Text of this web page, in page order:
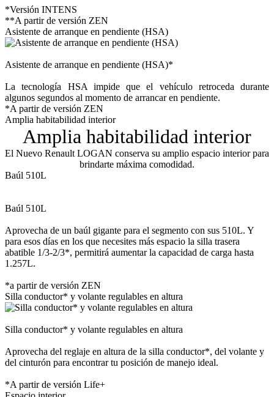
*Versión INTENS
**A partir de versión ZEN
Asistente de arranque en pendiente (HSA)
Asistente de arranque en pendiente (HSA)*
La tecnología HSA impide que el vehículo retroceda durante
algunos segundos al momento de arrancar en pendiente.
*A partir de versión ZEN
Amplia habitabilidad interior
Amplia habitabilidad interior
El Nuevo Renault LOGAN conserva su amplio espacio interior para
brindarte máxima comodidad.
Baúl 510L
Baúl 510L
Aprovecha de un baúl gigante para el segmento con sus 510L. Y
para esos días en los que necesites más espacio la silla trasera
abatible 1/3-2/3*, permitirá aumentar la capacidad de carga hasta
1.257L.
*a partir de versión ZEN
Silla conductor* y volante regulables en altura
Silla conductor* y volante regulables en altura
Aprovecha del reglaje en altura de la silla conductor*, del volante y
del cinturón para encontrar tu posición de manejo ideal.
*A partir de versión Life+